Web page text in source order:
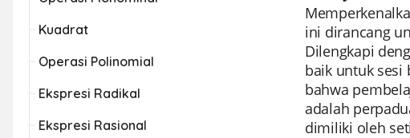
Kuadrat
Operasi Polinomial
Ekspresi Radikal
Ekspresi Rasional
ini dirancang
Dilengkapi
baik untuk sesi
bahwa
adalah
dimiliki oleh